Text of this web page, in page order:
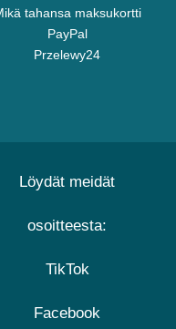
tahansa maksukortti
PayPal
Przelewy24
Löydät meidät
osoitteesta:
TikTok
Facebook